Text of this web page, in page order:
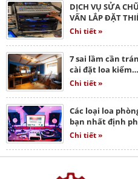
DỊCH VỤ SỬA
VẤN LẮP ĐẶT
Chi tiết »
7 sai lầm cần
cài đặt loa kiểm…
Chi tiết »
Các loại loa
bạn nhất định
Chi tiết »